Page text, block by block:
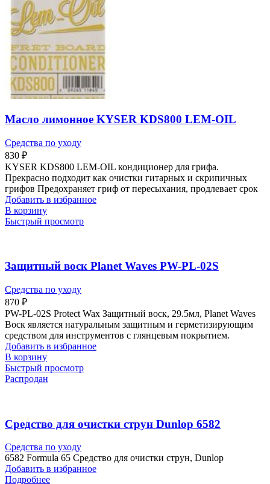
Масло лимонное KYSER KDS800 LEM-OIL
Средства по уходу
830 ₽
KYSER KDS800 LEM-OIL кондиционер для грифа.
Прекрасно подходит как очистки гитарных и скрипичных
грифов Предохраняет гриф от пересыхания, продлевает срок
Добавить в избранное
В корзину
Быстрый просмотр
Защитный воск Planet Waves PW-PL-02S
Средства по уходу
870 ₽
PW-PL-02S Protect Wax Защитный воск, 29.5мл, Planet Waves
Воск является натуральным защитным и герметизирующим
средством для инструментов с глянцевым покрытием.
Добавить в избранное
В корзину
Быстрый просмотр
Распродан
Средство для очистки струн Dunlop 6582
Средства по уходу
6582 Formula 65 Средство для очистки струн, Dunlop
Добавить в избранное
Подробнее